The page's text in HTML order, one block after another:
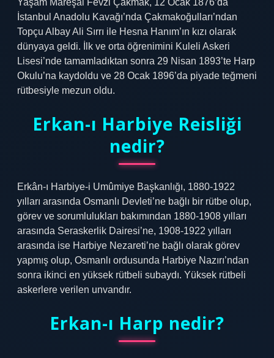
Yaşam Mareşal Fevzi Çakmak, 12 Ocak 1876’da
İstanbul Anadolu Kavağı’nda Çakmakoğulları’ndan
Topçu Albay Ali Sırrı ile Hesna Hanım’ın kızı olarak
dünyaya geldi. İlk ve orta öğrenimini Kuleli Askeri
Lisesi’nde tamamladıktan sonra 29 Nisan 1893’te Harp
Okulu’na kaydoldu ve 28 Ocak 1896’da piyade teğmeni
rütbesiyle mezun oldu.
Erkan-ı Harbiye Reisliği
nedir?
Erkân-ı Harbiye-i Umûmiye Başkanlığı, 1880-1922
yılları arasında Osmanlı Devleti’ne bağlı bir rütbe olup,
görev ve sorumlulukları bakımından 1880-1908 yılları
arasında Seraskerlik Dairesi’ne, 1908-1922 yılları
arasında ise Harbiye Nezareti’ne bağlı olarak görev
yapmış olup, Osmanlı ordusunda Harbiye Nazırı’ndan
sonra ikinci en yüksek rütbeli subaydı. Yüksek rütbeli
askerlere verilen unvandır.
Erkan-ı Harp nedir?